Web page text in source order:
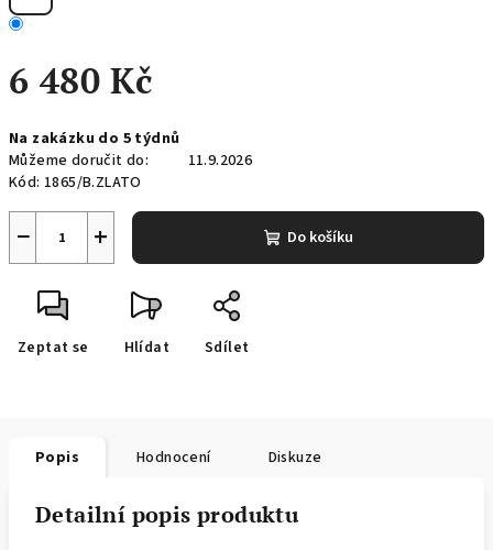
6 480 Kč
cena:
Na zakázku do 5 týdnů
Můžeme doručit do:
11.9.2026
Kód: 1865/B.ZLATO
+
− Do košíku
Zeptat se Hlídat Sdílet
Popis Hodnocení Diskuze
Detailní popis produktu